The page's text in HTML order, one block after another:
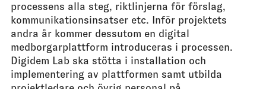
processens alla steg, riktlinjerna för förslag,
kommunikationsinsatser etc. Inför projektets
andra år kommer dessutom en digital
medborgarplattform introduceras i processen.
Digidem Lab ska stötta i installation och
implementering av plattformen samt utbilda